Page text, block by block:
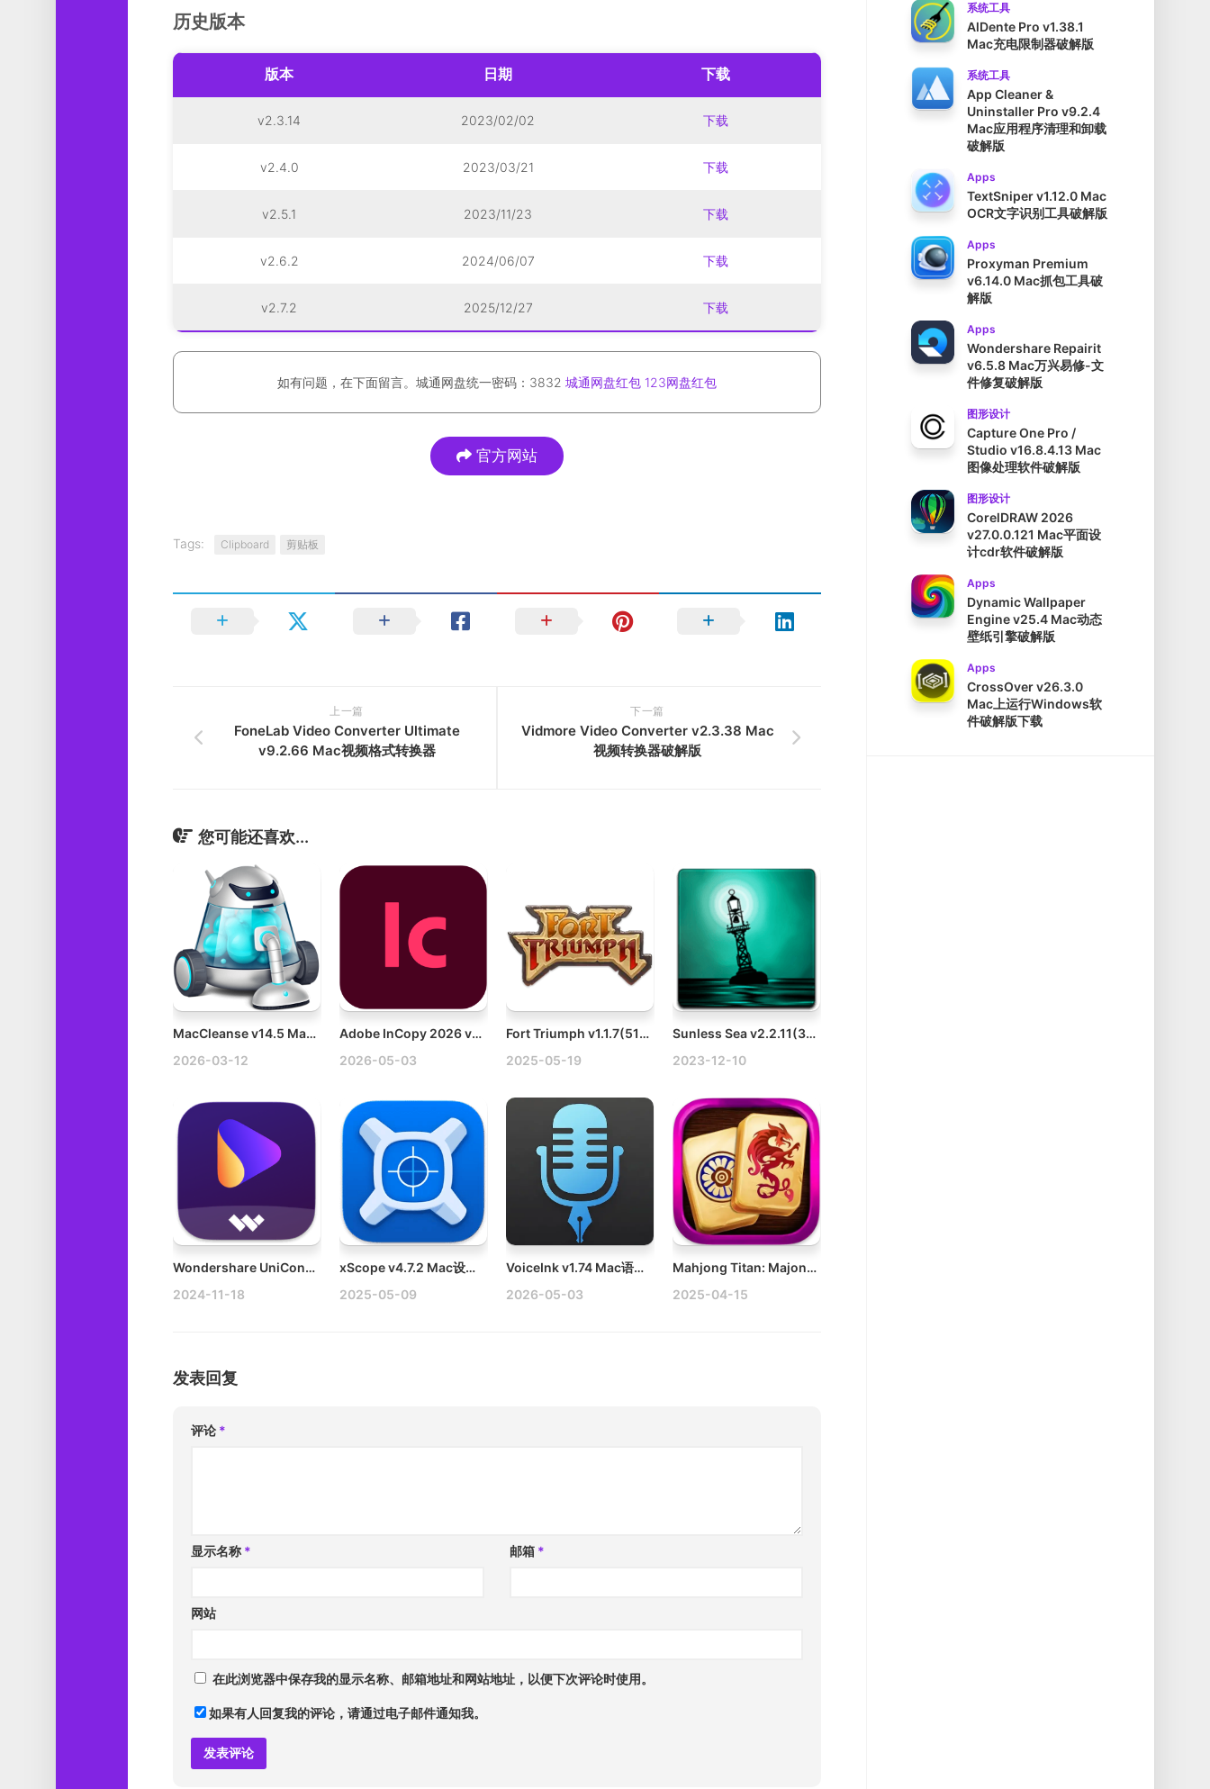
历史版本
版本 日期 下载
v2.3.14 2023/02/02 下载
v2.4.0 2023/03/21 下载
v2.5.1 2023/11/23 下载
v2.6.2 2024/06/07 下载
v2.7.2 2025/12/27 下载
如有问题，在下面留言。城通网盘统一密码：3832 城通网盘红包 123网盘红包
官方网站
Tags: Clipboard 剪贴板
下一篇
Vidmore Video Converter v2.3.38 Mac
视频转换器破解版
上一篇
FoneLab Video Converter Ultimate
v9.2.66 Mac视频格式转换器
您可能还喜欢...
MacCleanse v14.5 Mac垃圾清理工具破解版
2026-03-12
Adobe InCopy 2026 v21.3.0.060 Win多语言破解版下载
2026-05-03
Fort Triumph v1.1.7(51061) Mac凯旋堡策略回合制游戏破解版
2025-05-19
Sunless Sea v2.2.11(3212) Mac无光之海探险生存游戏
2023-12-10
Wondershare UniConverter v15.7.3.564 Mac万兴优转多功能视音频处理软件破解版下载
2024-11-18
xScope v4.7.2 Mac设计精确度量工具破解版
2025-05-09
VoiceInk v1.74 Mac语音转文本工具
2026-05-03
Mahjong Titan: Majong v2.7.5 Mac休闲麻将
2025-04-15
发表回复
评论 *
显示名称 * 邮箱 *
网站
在此浏览器中保存我的显示名称、邮箱地址和网站地址，以便下次评论时使用。
如果有人回复我的评论，请通过电子邮件通知我。
系统工具
AlDente Pro v1.38.1
Mac充电限制器破解版
系统工具
App Cleaner &
Uninstaller Pro v9.2.4
Mac应用程序清理和卸载
破解版
Apps
TextSniper v1.12.0 Mac
OCR文字识别工具破解版
Apps
Proxyman Premium
v6.14.0 Mac抓包工具破
解版
Apps
Wondershare Repairit
v6.5.8 Mac万兴易修-文
件修复破解版
图形设计
Capture One Pro /
Studio v16.8.4.13 Mac
图像处理软件破解版
图形设计
CorelDRAW 2026
v27.0.0.121 Mac平面设
计cdr软件破解版
Apps
Dynamic Wallpaper
Engine v25.4 Mac动态
壁纸引擎破解版
Apps
CrossOver v26.3.0
Mac上运行Windows软
件破解版下载